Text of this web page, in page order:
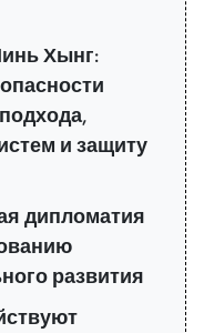
Хынг:
и защиту
дипломатия
развития